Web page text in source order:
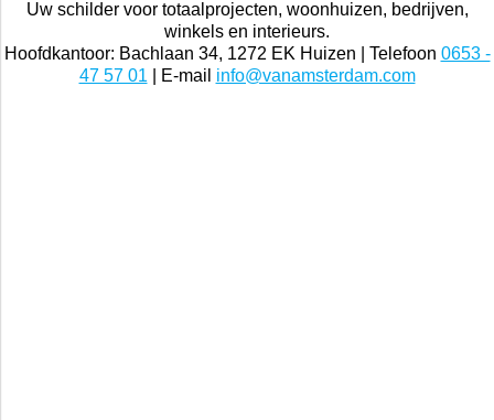
Uw schilder voor totaalprojecten, woonhuizen, bedrijven,
winkels en interieurs.
Hoofdkantoor: Bachlaan 34, 1272 EK Huizen | Telefoon 0653 -
47 57 01 | E-mail info@vanamsterdam.com